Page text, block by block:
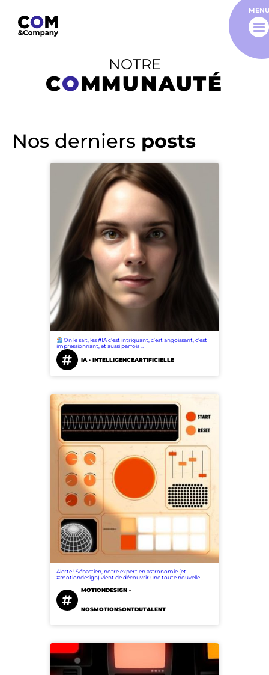
NOTRE
COMMUNAUTÉ
Nos derniers posts
On le sait, les #IA c’est intriguant, c’est angoissant, c’est
impressionnant, et aussi parfois …
IA · INTELLIGENCEARTIFICIELLE
Alerte ! Sébastien, notre expert en astronomie (et
#motiondesign) vient de découvrir une toute nouvelle …
MOTIONDESIGN ·
NOSMOTIONSONTDUTALENT